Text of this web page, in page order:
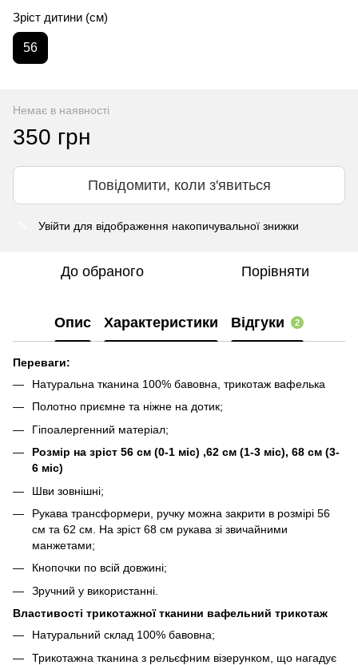
Зріст дитини (см)
56
Немає в наявності
350 грн
Повідомити, коли з'явиться
Увійти для відображення накопичувальної знижки
До обраного Порівняти
Опис Характеристики Відгуки 2
Переваги:
Натуральна тканина 100% бавовна, трикотаж вафелька
Полотно приємне та ніжне на дотик;
Гіпоалергенний матеріал;
Розмір на зріст 56 см (0-1 міс) ,62 см (1-3 міс), 68 см (3-
6 міс)
Шви зовнішні;
Рукава трансформери, ручку можна закрити в розмірі 56
см та 62 см. На зріст 68 см рукава зі звичайними
манжетами;
Кнопочки по всій довжині;
Зручний у використанні.
Властивості трикотажної тканини вафельний трикотаж
Натуральний склад 100% бавовна;
Трикотажна тканина з рельєфним візерунком, що нагадує